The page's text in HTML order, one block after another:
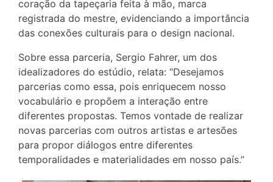
coração da tapeçaria feita à mão, marca
registrada do mestre, evidenciando a importância
das conexões culturais para o design nacional.
Sobre essa parceria, Sergio Fahrer, um dos
idealizadores do estúdio, relata: “Desejamos
parcerias como essa, pois enriquecem nosso
vocabulário e propõem a interação entre
diferentes propostas. Temos vontade de realizar
novas parcerias com outros artistas e artesões
para propor diálogos entre diferentes
temporalidades e materialidades em nosso país.”